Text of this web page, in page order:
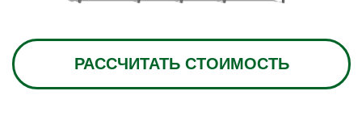
КОНСТРУКТИВНАЯ
СИСТЕМА
КОННЕКТОРОВ